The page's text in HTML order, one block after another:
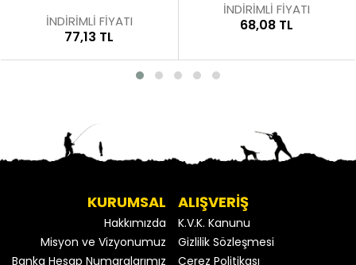
İNDİRİMLİ FİYATI
77,13 TL
İNDİRİMLİ FİYATI
68,08 TL
KURUMSAL
Hakkımızda
Misyon ve Vizyonumuz
Banka Hesap Numaralarımız
ALIŞVERİŞ
K.V.K. Kanunu
Gizlilik Sözleşmesi
Çerez Politikası